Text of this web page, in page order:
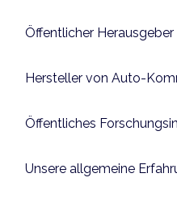
Öffentlicher Herausgeber
Hersteller von Auto-
Öffentliches
Unsere allgemeine